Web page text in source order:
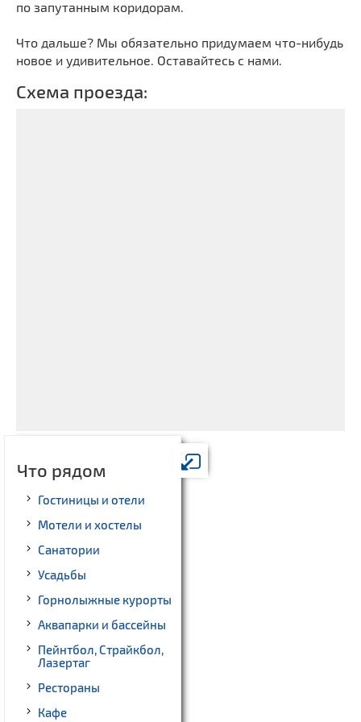
по запутанным коридорам.
Что дальше? Мы обязательно придумаем что-нибудь
новое и удивительное. Оставайтесь с нами.
Схема проезда:
Что рядом
Гостиницы и отели
Мотели и хостелы
Санатории
Усадьбы
Горнолыжные курорты
Аквапарки и бассейны
Пейнтбол, Страйкбол,
Лазертаг
Рестораны
Кафе